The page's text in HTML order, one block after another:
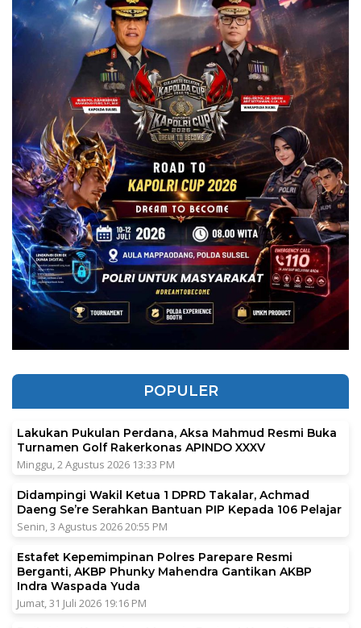
POPULER
Lakukan Pukulan Perdana, Aksa Mahmud Resmi Buka
Turnamen Golf Rakerkonas APINDO XXXV
Minggu, 2 Agustus 2026 13:33 PM
Didampingi Wakil Ketua 1 DPRD Takalar, Achmad
Daeng Se’re Serahkan Bantuan PIP Kepada 106 Pelajar
Senin, 3 Agustus 2026 20:55 PM
Estafet Kepemimpinan Polres Parepare Resmi
Berganti, AKBP Phunky Mahendra Gantikan AKBP
Indra Waspada Yuda
Jumat, 31 Juli 2026 19:16 PM